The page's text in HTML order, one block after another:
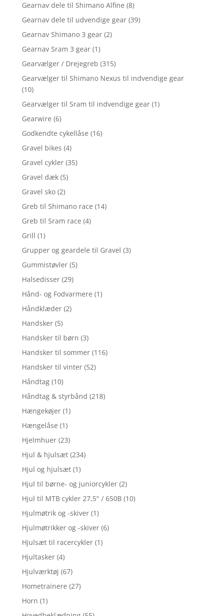
Gearnav dele til Shimano Alfine (8)
Gearnav dele til udvendige gear (39)
Gearnav Shimano 3 gear (2)
Gearnav Sram 3 gear (1)
Gearvælger / Drejegreb (315)
Gearvælger til Shimano Nexus til indvendige gear
(10)
Gearvælger til Sram til indvendige gear (1)
Gearwire (6)
Godkendte cykellåse (16)
Gravel bikes (4)
Gravel cykler (35)
Gravel dæk (5)
Gravel sko (2)
Greb til Shimano race (14)
Greb til Sram race (4)
Grill (1)
Grupper og geardele til Gravel (3)
Gummistøvler (5)
Halsedisser (29)
Hånd- og Fodvarmere (1)
Håndklæder (2)
Handsker (5)
Handsker til børn (3)
Handsker til sommer (116)
Handsker til vinter (52)
Håndtag (10)
Håndtag & styrbånd (218)
Hængekøjer (1)
Hængelåse (1)
Hjelmhuer (23)
Hjul & hjulsæt (234)
Hjul og hjulsæt (1)
Hjul til børne- og juniorcykler (2)
Hjul til MTB cykler 27,5" / 650B (10)
Hjulmøtrik og -skiver (1)
Hjulmøtrikker og -skiver (6)
Hjulsæt til racercykler (1)
Hjultasker (4)
Hjulværktøj (67)
Hometrainere (27)
Horn (1)